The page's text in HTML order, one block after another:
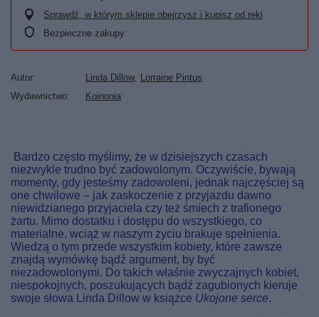
Sprawdź, w którym sklepie obejrzysz i kupisz od ręki
Bezpieczne zakupy
Autor Linda Dillow
Lorraine Pintus
Wydawnictwo
Koinonia
Bardzo często myślimy, że w dzisiejszych czasach
niezwykle trudno być zadowolonym. Oczywiście, bywają
momenty, gdy jesteśmy zadowoleni, jednak najczęściej są
one chwilowe – jak zaskoczenie z przyjazdu dawno
niewidzianego przyjaciela czy też śmiech z trafionego
żartu. Mimo dostatku i dostępu do wszystkiego, co
materialne, wciąż w naszym życiu brakuje spełnienia.
Wiedzą o tym przede wszystkim kobiety, które zawsze
znajdą wymówkę bądź argument, by być
niezadowolonymi. Do takich właśnie zwyczajnych kobiet,
niespokojnych, poszukujących bądź zagubionych kieruje
swoje słowa Linda Dillow w książce Ukojone serce.